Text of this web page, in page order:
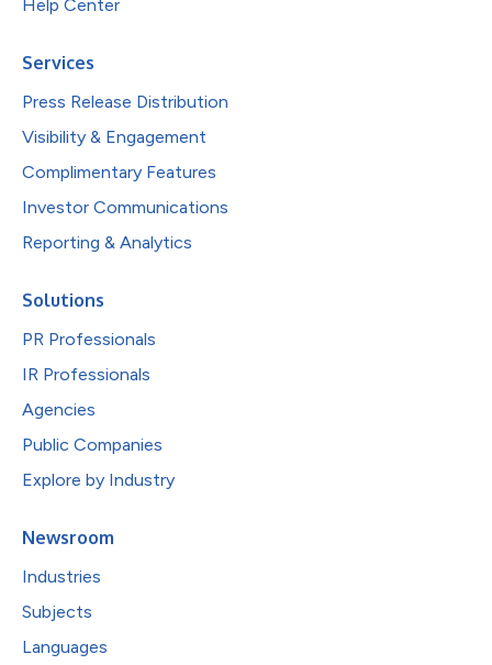
Help Center
Services
Press Release Distribution
Visibility & Engagement
Complimentary Features
Investor Communications
Reporting & Analytics
Solutions
PR Professionals
IR Professionals
Agencies
Public Companies
Explore by Industry
Newsroom
Industries
Subjects
Languages